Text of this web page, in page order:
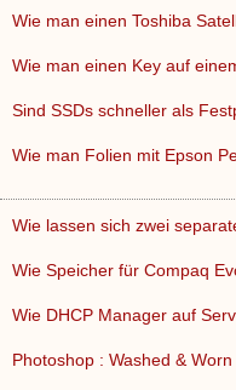
Wie man einen Toshiba
Wie man einen Key auf
Sind SSDs schneller als
Wie man Folien mit Epson
Wie Speicher für Compaq
Wie DHCP Manager auf
Photoshop : Washed &